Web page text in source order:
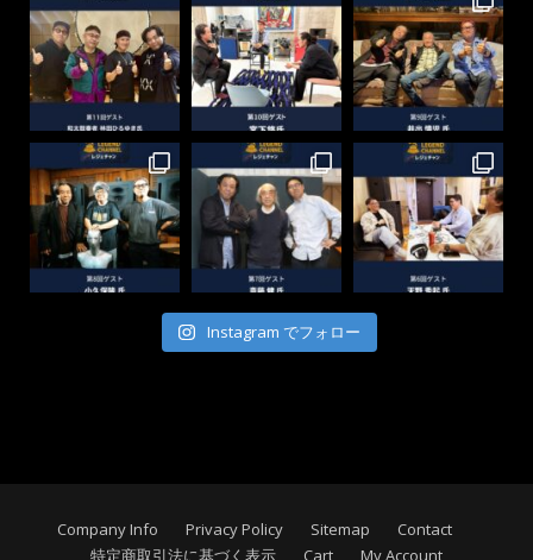
Instagram でフォロー
Company Info Privacy Policy Sitemap
Contact